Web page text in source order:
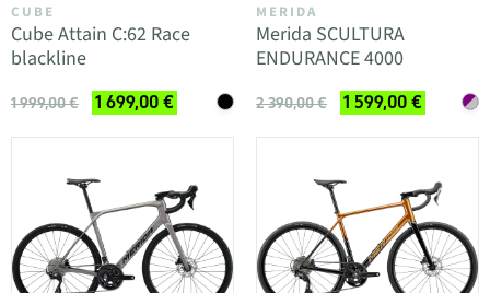
CUBE
Cube Attain C:62 Race
blackline
1 999,00 € 1 699,00 €
MERIDA
Merida SCULTURA
ENDURANCE 4000
2 390,00 € 1 599,00 €